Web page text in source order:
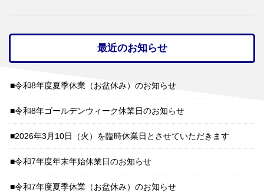
最近のお知らせ
令和8年度夏季休業（お盆休み）のお知らせ
令和8年ゴールデンウィーク休業日のお知らせ
2026年3月10日（火）を臨時休業日とさせていただきます
令和7年度年末年始休業日のお知らせ
令和7年度夏季休業（お盆休み）のお知らせ